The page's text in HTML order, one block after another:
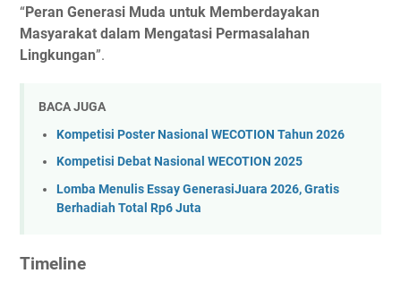
“Peran Generasi Muda untuk Memberdayakan
Masyarakat dalam Mengatasi Permasalahan
Lingkungan”.
BACA JUGA
Kompetisi Poster Nasional WECOTION Tahun 2026
Kompetisi Debat Nasional WECOTION 2025
Lomba Menulis Essay GenerasiJuara 2026, Gratis
Berhadiah Total Rp6 Juta
Timeline